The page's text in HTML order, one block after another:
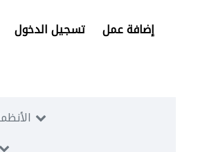
تسجيل الدخول إضافة عمل